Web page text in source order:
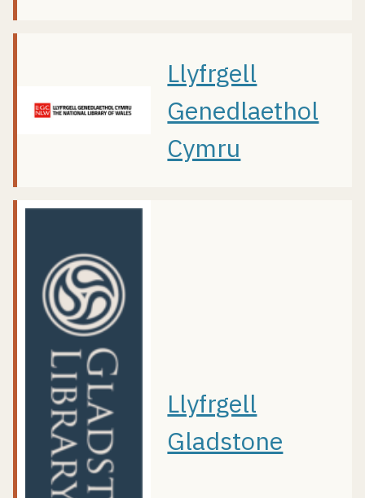
Llyfrgell
Genedlaethol
Cymru
Llyfrgell
Gladstone